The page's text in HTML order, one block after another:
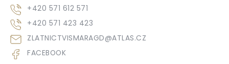
ZLATNICTVISMARAGD@ATLAS.CZ
+420 571 612 571
+420 571 423 423
FACEBOOK